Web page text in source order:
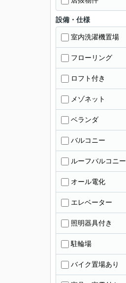
設備・仕様
室内洗濯機置場
フローリング
ロフト付き
メゾネット
ベランダ
バルコニー
ルーフバルコニー
オール電化
エレベーター
照明器具付き
駐輪場
バイク置場あり